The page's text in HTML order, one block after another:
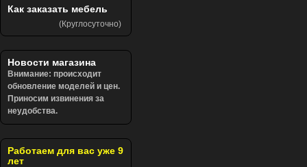
Как заказать мебель
(Круглосуточно)
Новости магазина
Внимание: происходит
обновление моделей и цен.
Приносим извинения за
неудобства.
Работаем для вас уже 9
лет